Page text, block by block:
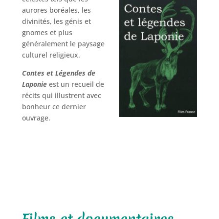
aurores boréales, les
divinités, les génis et
gnomes et plus
généralement le paysage
culturel religieux.
Contes et Légendes de
Laponieest un recueil de
récits qui illustrent avec
bonheur ce dernier
ouvrage.